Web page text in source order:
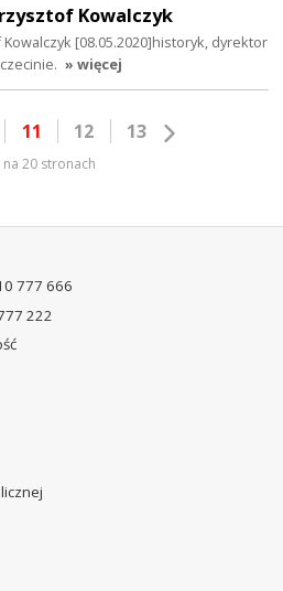
Kowalczyk
[08.05.2020]historyk, dyrektor
» więcej
11 12 13
na 20 stronach
777 666
222